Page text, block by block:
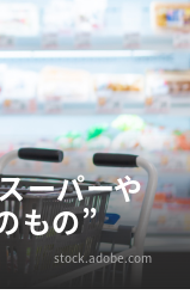
ーパーや
もの”
stock.adobe.com